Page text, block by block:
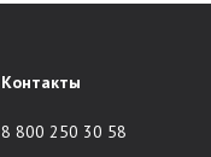
Контакты
8 800 250 30 58